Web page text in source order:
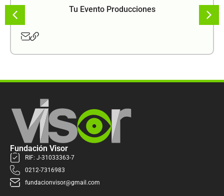
Tu Evento Producciones
Fundación Visor
RIF: J-31033363-7
0212-7316983
fundacionvisor@gmail.com